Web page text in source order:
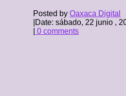
Posted by Oaxaca Digital
Date: sábado, 22 junio ,
0 comments